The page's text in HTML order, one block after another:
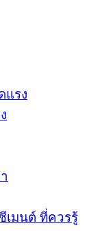
แรง
เมนต์ ที่ควรรู้